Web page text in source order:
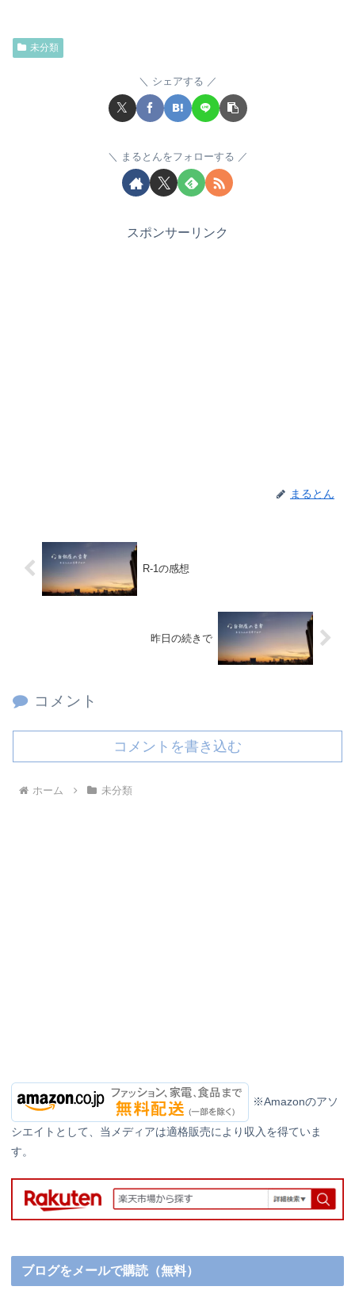
未分類
シェアする
まるとんをフォローする
スポンサーリンク
まるとん
R-1の感想
昨日の続きで
コメント
コメントを書き込む
ホーム 未分類
※Amazonのアソ
シエイトとして、当メディアは適格販売により収入を得ていま
す。
ブログをメールで購読（無料）